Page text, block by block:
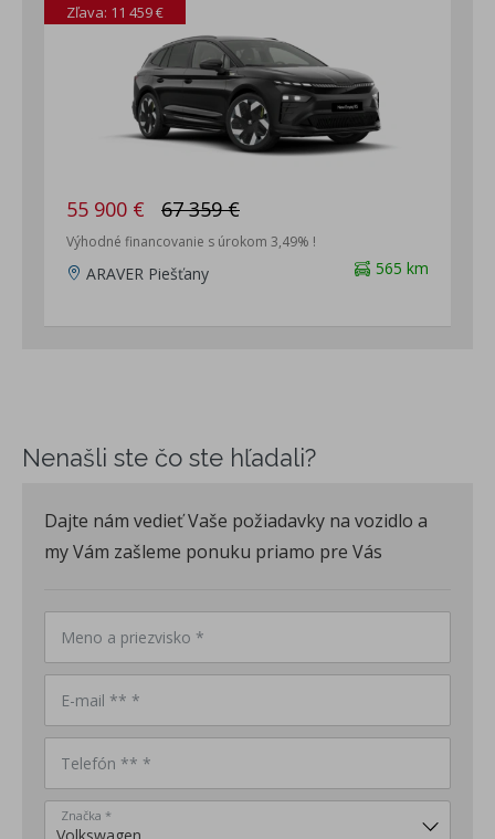
Zľava: 11 459 €
55 900 € 67 359 €
Výhodné financovanie s úrokom 3,49% !
565 km
ARAVER Piešťany
Nenašli ste čo ste hľadali?
Dajte nám vedieť Vaše požiadavky na vozidlo a
my Vám zašleme ponuku priamo pre Vás
Meno a priezvisko *
E-mail ** *
Telefón ** *
Značka *